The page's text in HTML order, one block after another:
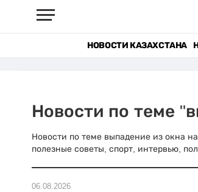
НОВОСТИ КАЗАХСТАНА
Новости по теме
Новости по теме выпадение из окна
полезные советы, спорт, интервью,
06.08.2026